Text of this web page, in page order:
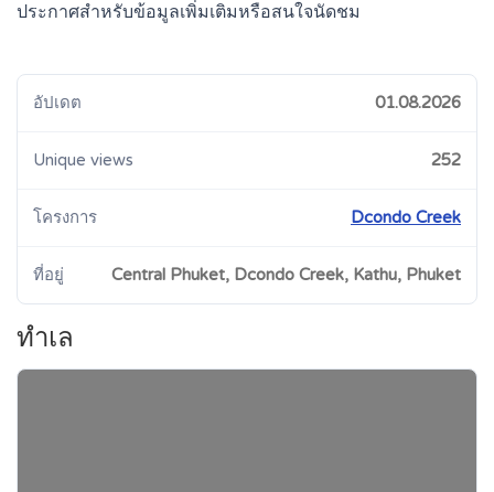
ประกาศสำหรับข้อมูลเพิ่มเติมหรือสนใจนัดชม
อัปเดต 01.08.2026
Unique views 252
โครงการ Dcondo Creek
ที่อยู่ Central Phuket, Dcondo Creek, Kathu, Phuket
ทำเล